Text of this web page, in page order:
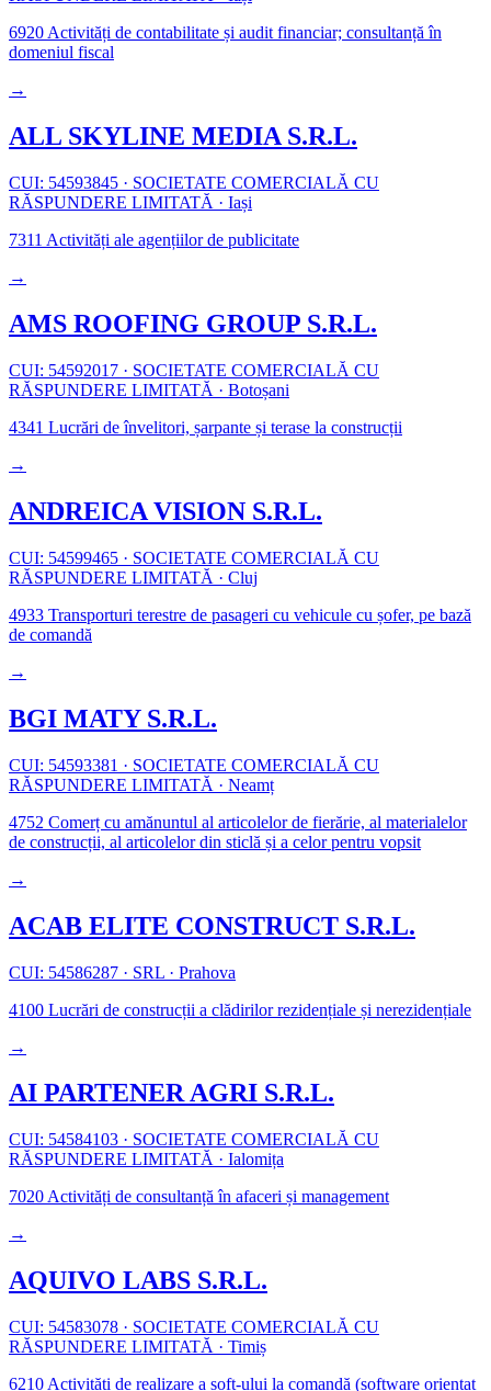
6920Activități de contabilitate și audit financiar; consultanță în
domeniul fiscal
→
ALL SKYLINE MEDIA S.R.L.
CUI: 54593845 · SOCIETATE COMERCIALĂ CU
RĂSPUNDERE LIMITATĂ · Iași
7311 Activități ale agențiilor de publicitate
→
AMS ROOFING GROUP S.R.L.
CUI: 54592017 · SOCIETATE COMERCIALĂ CU
RĂSPUNDERE LIMITATĂ · Botoșani
4341 Lucrări de învelitori, șarpante și terase la construcții
→
ANDREICA VISION S.R.L.
CUI: 54599465 · SOCIETATE COMERCIALĂ CU
RĂSPUNDERE LIMITATĂ · Cluj
4933 Transporturi terestre de pasageri cu vehicule cu șofer, pe bază
de comandă
→
BGI MATY S.R.L.
CUI: 54593381 · SOCIETATE COMERCIALĂ CU
RĂSPUNDERE LIMITATĂ · Neamț
4752 Comerț cu amănuntul al articolelor de fierărie, al materialelor
de construcții, al articolelor din sticlă și a celor pentru vopsit
→
ACAB ELITE CONSTRUCT S.R.L.
CUI: 54586287 · SRL · Prahova
4100 Lucrări de construcții a clădirilor rezidențiale și nerezidențiale
→
AI PARTENER AGRI S.R.L.
CUI: 54584103 · SOCIETATE COMERCIALĂ CU
RĂSPUNDERE LIMITATĂ · Ialomița
7020 Activități de consultanță în afaceri și management
→
AQUIVO LABS S.R.L.
CUI: 54583078 · SOCIETATE COMERCIALĂ CU
RĂSPUNDERE LIMITATĂ · Timiș
6210 Activități de realizare a soft-ului la comandă (software orientat